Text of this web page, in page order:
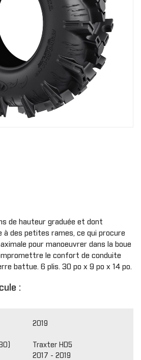
de hauteur graduée et dont
à des petites rames, ce qui procure
pour manoeuvrer dans la boue
le confort de conduite
battue. 6 plis. 30 po x 9 po x 14 po.
:
2019
Traxter HD5
2017 - 2019